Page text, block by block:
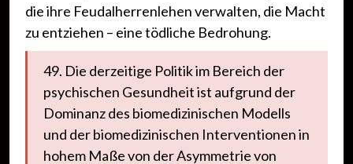
die ihre Feudalherrenlehen verwalten, die Macht
zu entziehen – eine tödliche Bedrohung.
49. Die derzeitige Politik im Bereich der
psychischen Gesundheit ist aufgrund der
Dominanz des biomedizinischen Modells
und der biomedizinischen Interventionen in
hohem Maße von der Asymmetrie von